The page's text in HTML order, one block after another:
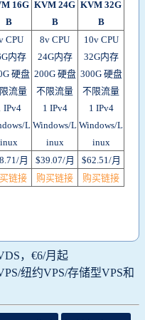
16G
B
KVM 24G
B
KVM 32G
B
CPU
内存
硬盘
流量
IPv4
L
inux
8v CPU
24G内存
200G 硬盘
不限流量
1 IPv4
Windows/L
inux
10v CPU
32G内存
300G 硬盘
不限流量
1 IPv4
Windows/L
inux
月 $39.07/月
$62.51/月
链接 购买链接 购买链接
，€6/月起
纽约VPS/存储型VPS和